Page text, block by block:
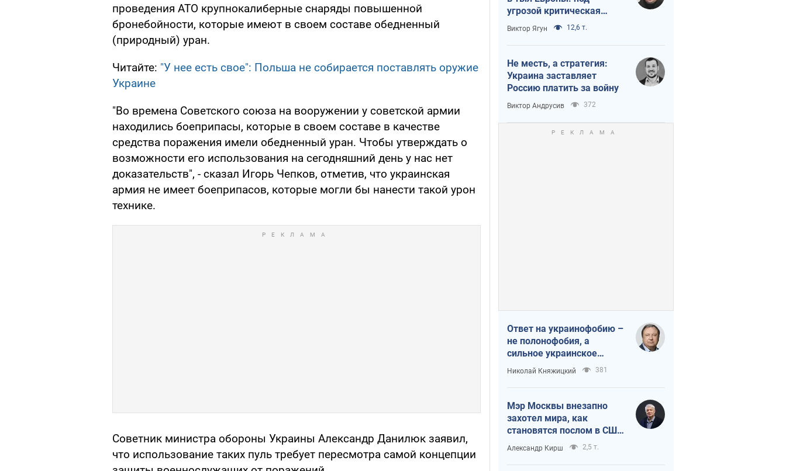
проведения АТО крупнокалиберные снаряды повышенной
бронебойности, которые имеют в своем составе обедненный
(природный) уран.
Читайте: "У нее есть свое": Польша не собирается поставлять оружие
Украине
"Во времена Советского союза на вооружении у советской армии
находились боеприпасы, которые в своем составе в качестве
средства поражения имели обедненный уран. Чтобы утверждать о
возможности его использования на сегодняшний день у нас нет
доказательств", - сказал Игорь Чепков, отметив, что украинская
армия не имеет боеприпасов, которые могли бы нанести такой урон
технике.
Советник министра обороны Украины Александр Данилюк заявил,
что использование таких пуль требует пересмотра самой концепции
угрозой критическая
логистика
Виктор Ягун 12,6 т.
Не месть, а стратегия:
Украина заставляет
Россию платить за войну
Виктор Андрусив 372
Ответ на украинофобию –
не полонофобия, а
сильное украинское
государство
Николай Княжицкий 381
Мэр Москвы внезапно
захотел мира, как
становятся послом в США
и новые украинские топ-
рейтинги
Александр Кирш 2,5 т.